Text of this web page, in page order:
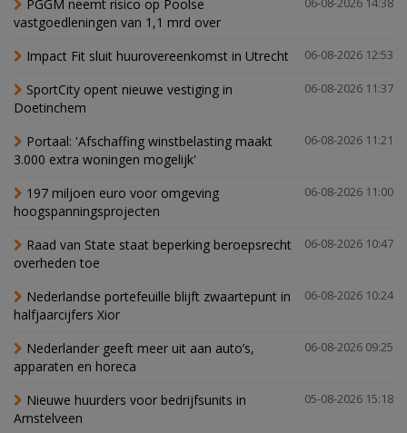
06-08-2026 14:38
PGGM neemt risico op Poolse
vastgoedleningen van 1,1 mrd over
06-08-2026 12:53
Impact Fit sluit huurovereenkomst in Utrecht
06-08-2026 11:37
SportCity opent nieuwe vestiging in
Doetinchem
06-08-2026 11:21
Portaal: 'Afschaffing winstbelasting maakt
3.000 extra woningen mogelijk'
06-08-2026 11:00
197 miljoen euro voor omgeving
hoogspanningsprojecten
06-08-2026 10:47
Raad van State staat beperking beroepsrecht
overheden toe
06-08-2026 10:24
Nederlandse portefeuille blijft zwaartepunt in
halfjaarcijfers Xior
06-08-2026 09:25
Nederlander geeft meer uit aan auto’s,
apparaten en horeca
05-08-2026 15:18
Nieuwe huurders voor bedrijfsunits in
Amstelveen